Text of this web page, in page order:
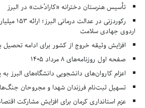
تأسیس هنرستان دخترانه «کارادُخت» در البرز
اردوی جهادی سلامت
افزایش وثیقه خروج از کشور برای ادامه تحصیل به ۲۰۰ میلیون
صفحه اول روزنامه‌های 8 مرداد 1405
اعزام کاروان‌های دانشجویی دانشگاه‌های البرز
تسهیل ثبت‌نام فرزندان شهدا و مجروحان
عزم استانداری کرمان برای افزایش مشارکت